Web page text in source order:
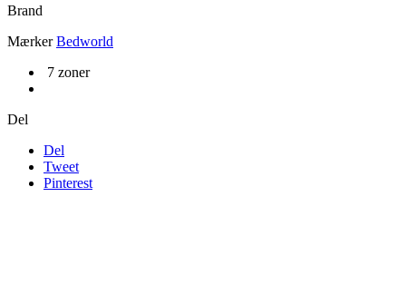
Brand
Mærker Bedworld
7 zoner
Del
Del
Tweet
Pinterest